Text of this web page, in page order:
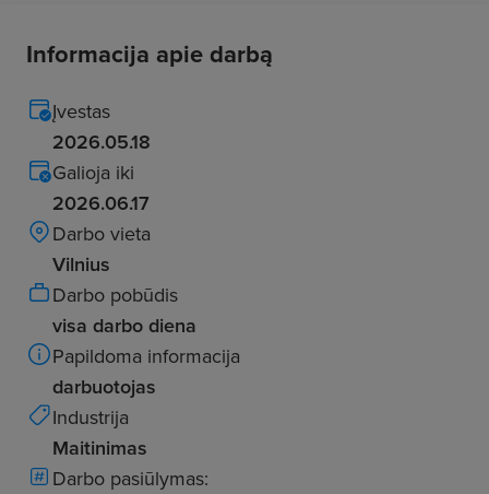
Informacija apie darbą
Įvestas
2026.05.18
Galioja iki
2026.06.17
Darbo vieta
Vilnius
Darbo pobūdis
visa darbo diena
Papildoma informacija
darbuotojas
Industrija
Maitinimas
Darbo pasiūlymas: